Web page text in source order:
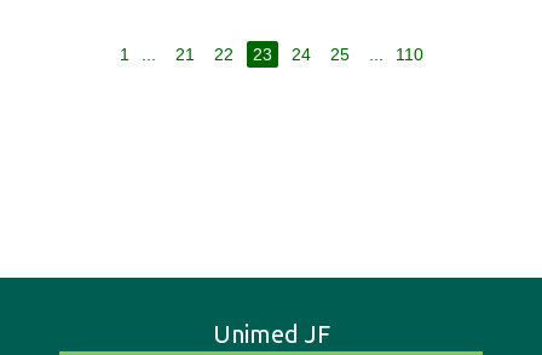
1 ... 21 22 23 24 25 ... 110
Unimed JF